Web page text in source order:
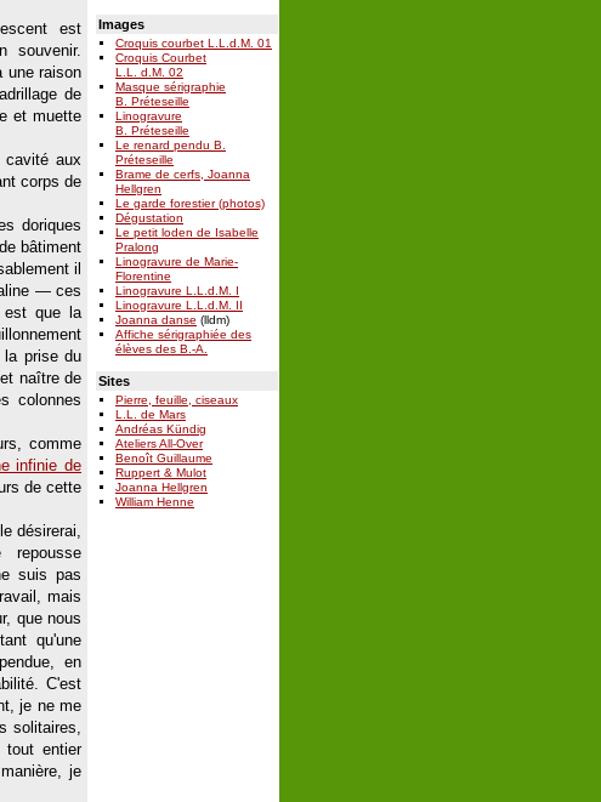
est
souvenir.
une raison
de
et muette
aux
corps de
doriques
bâtiment
il
— ces
est que la
la prise du
naître de
colonnes
comme
infinie de
de cette
désirerai,
suis pas
mais
que nous
qu'une
en
C'est
je ne me
solitaires,
tout entier
je
Images
Croquis courbet L.L.d.M. 01
Croquis Courbet
L.L. d.M. 02
Masque sérigraphie
B. Préteseille
Linogravure
B. Préteseille
Le renard pendu B.
Préteseille
Brame de cerfs, Joanna
Hellgren
Le garde forestier (photos)
Dégustation
Le petit loden de Isabelle
Pralong
Linogravure de Marie-
Florentine
Linogravure L.L.d.M. I
Linogravure L.L.d.M. II
Joanna danse (lldm)
Affiche sérigraphiée des
élèves des B.-A.
Sites
Pierre, feuille, ciseaux
L.L. de Mars
Andréas Kündig
Ateliers All-Over
Benoît Guillaume
Ruppert & Mulot
Joanna Hellgren
William Henne